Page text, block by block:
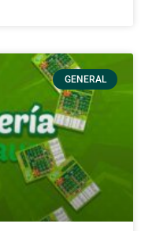
GENERAL